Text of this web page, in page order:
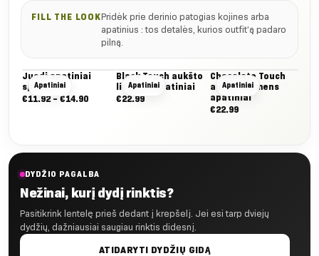
FILL THE LOOKPridėk prie derinio patogias kojines arba
apatinius : tos detalės, kurios outfit’ą padaro
pilną.
Apatiniai
Juodi apatiniai
sportui
€11.92 – €14.90Nuo:
Apatiniai
Black Touch aukšto
liemens apatiniai
€22.99
Apatiniai
Chocolate Touch
aukšto liemens
apatiniai
€22.99
DYDŽIO PAGALBA
Nežinai, kurį dydį rinktis?
Pasitikrink lentelę prieš dedant į krepšelį. Jei esi tarp dviejų
dydžių, dažniausiai saugiau rinktis didesnį.
ATIDARYTI DYDŽIŲ GIDĄ